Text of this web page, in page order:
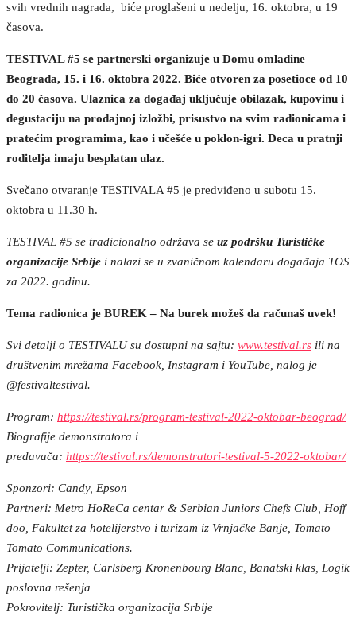
svih vrednih nagrada, biće proglašeni u nedelju, 16. oktobra, u 19
časova.
TESTIVAL #5 se partnerski organizuje u Domu omladine
Beograda, 15. i 16. oktobra 2022. Biće otvoren za posetioce od 10
do 20 časova. Ulaznica za događaj uključuje obilazak, kupovinu i
degustaciju na prodajnoj izložbi, prisustvo na svim radionicama i
pratećim programima, kao i učešće u poklon-igri. Deca u pratnji
roditelja imaju besplatan ulaz.
Svečano otvaranje TESTIVALA #5 je predviđeno u subotu 15.
oktobra u 11.30 h.
TESTIVAL #5 se tradicionalno održava se uz podršku Turističke
organizacije Srbije i nalazi se u zvaničnom kalendaru događaja TOS
za 2022. godinu.
Tema radionica je BUREK – Na burek možeš da računaš uvek!
Svi detalji o TESTIVALU su dostupni na sajtu: www.testival.rs ili na
društvenim mrežama Facebook, Instagram i YouTube, nalog je
@festivaltestival.
Program: https://testival.rs/program-testival-2022-oktobar-beograd/
Biografije demonstratora i
predavača: https://testival.rs/demonstratori-testival-5-2022-oktobar/
Sponzori: Candy, Epson
Partneri: Metro HoReCa centar & Serbian Juniors Chefs Club, Hoff
doo, Fakultet za hotelijerstvo i turizam iz Vrnjačke Banje, Tomato
Tomato Communications.
Prijatelji: Zepter, Carlsberg Kronenbourg Blanc, Banatski klas, Logik
poslovna rešenja
Pokrovitelj: Turistička organizacija Srbije